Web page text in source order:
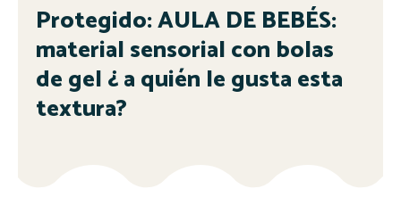
Protegido: AULA DE BEBÉS:
material sensorial con bolas
de gel ¿ a quién le gusta esta
textura?